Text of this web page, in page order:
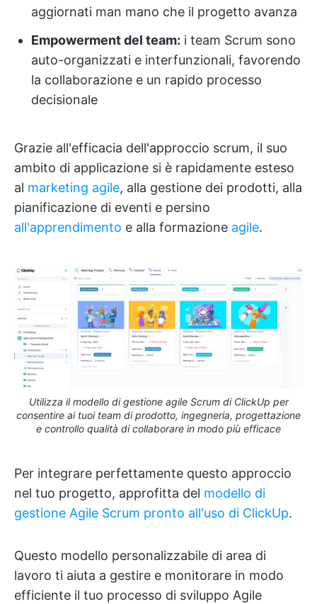
aggiornati man mano che il progetto avanza
Empowerment del team: i team Scrum sono
auto-organizzati e interfunzionali, favorendo
la collaborazione e un rapido processo
decisionale
Grazie all'efficacia dell'approccio scrum, il suo
ambito di applicazione si è rapidamente esteso
al marketing agile, alla gestione dei prodotti, alla
pianificazione di eventi e persino
all'apprendimento e alla formazione agile.
Utilizza il modello di gestione agile Scrum di ClickUp per
consentire ai tuoi team di prodotto, ingegneria, progettazione
e controllo qualità di collaborare in modo più efficace
Per integrare perfettamente questo approccio
nel tuo progetto, approfitta del modello di
gestione Agile Scrum pronto all'uso di ClickUp.
Questo modello personalizzabile di area di
lavoro ti aiuta a gestire e monitorare in modo
efficiente il tuo processo di sviluppo Agile